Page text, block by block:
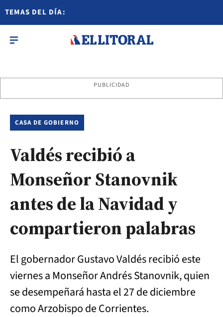
TEMAS DEL DÍA:
PUBLICIDAD
CASA DE GOBIERNO
Valdés recibió a
Monseñor Stanovnik
antes de la Navidad y
compartieron palabras
El gobernador Gustavo Valdés recibió este
viernes a Monseñor Andrés Stanovnik, quien
se desempeñará hasta el 27 de diciembre
como Arzobispo de Corrientes.